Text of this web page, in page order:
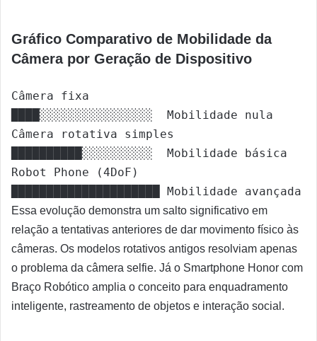
Gráfico Comparativo de Mobilidade da
Câmera por Geração de Dispositivo
Câmera fixa
████░░░░░░░░░░░░░░░░  Mobilidade nula
Câmera rotativa simples
██████████░░░░░░░░░░  Mobilidade básica
Robot Phone (4DoF)
Essa evolução demonstra um salto significativo em
relação a tentativas anteriores de dar movimento físico às
câmeras. Os modelos rotativos antigos resolviam apenas
o problema da câmera selfie. Já o Smartphone Honor com
Braço Robótico amplia o conceito para enquadramento
inteligente, rastreamento de objetos e interação social.